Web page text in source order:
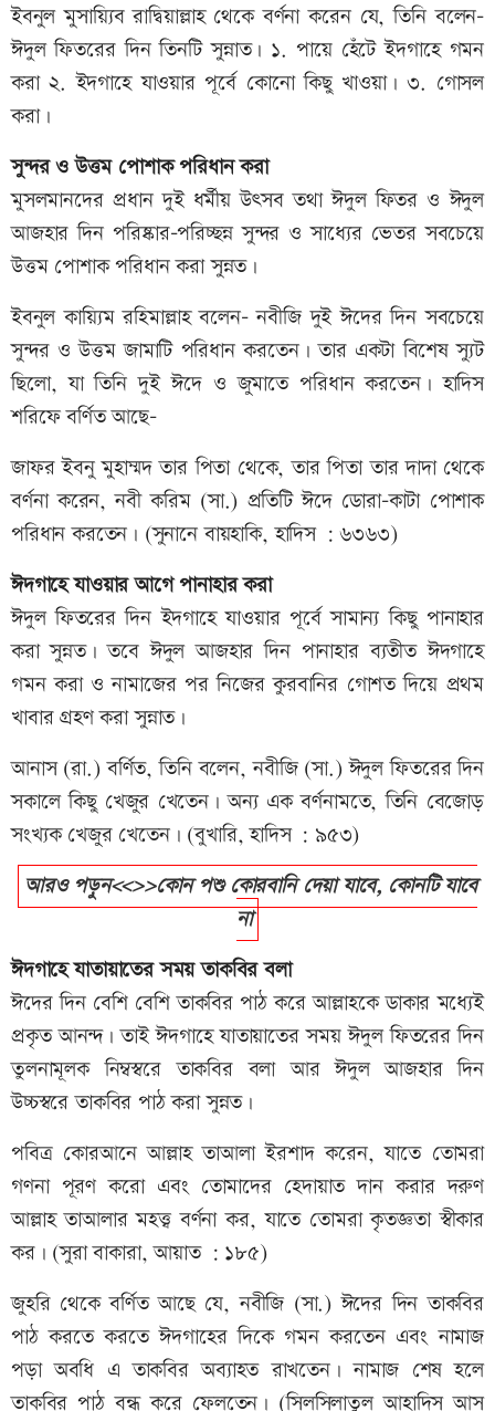
ইবনুল মুসায়‌্যিব রাদ্বিয়াল্লাহ থেকে বর্ণনা করেন যে, তিনি বলেন-
ঈদুল ফিতরের দিন তিনটি সুন্নাত। ১. পায়ে হেঁটে ইদগাহে গমন
করা ২. ইদগাহে যাওয়ার পূর্বে কোনো কিছু খাওয়া। ৩. গোসল
করা।
সুন্দর ও উত্তম পোশাক পরিধান করা
মুসলমানদের প্রধান দুই ধর্মীয় উৎসব তথা ঈদুল ফিতর ও ঈদুল
আজহার দিন পরিষ্কার-পরিচ্ছন্ন সুন্দর ও সাধ‌্যের ভেতর সবচেয়ে
উত্তম পোশাক পরিধান করা সুন্নত।
ইবনুল কায়্যিম রহিমাল্লাহ বলেন- নবীজি দুই ঈদের দিন সবচেয়ে
সুন্দর ও উত্তম জামাটি পরিধান করতেন। তার একটা বিশেষ স্যুট
ছিলো, যা তিনি দুই ঈদে ও জুমাতে পরিধান করতেন। হাদিস
শরিফে বর্ণিত আছে-
জাফর ইবনু মুহাম্মদ তার পিতা থেকে, তার পিতা তার দাদা থেকে
বর্ণনা করেন, নবী করিম (সা.) প্রতিটি ঈদে ডোরা-কাটা পোশাক
পরিধান করতেন। (সুনানে বায়হাকি, হাদিস : ৬৩৬৩)
ঈদগাহে যাওয়ার আগে পানাহার করা
ঈদুল ফিতরের দিন ইদগাহে যাওয়ার পূর্বে সামান্য কিছু পানাহার
করা সুন্নত। তবে ঈদুল আজহার দিন পানাহার ব্যতীত ঈদগাহে
গমন করা ও নামাজের পর নিজের কুরবানির গোশত দিয়ে প্রথম
খাবার গ্রহণ করা সুন্নাত।
আনাস (রা.) বর্ণিত, তিনি বলেন, নবীজি (সা.) ঈদুল ফিতরের দিন
সকালে কিছু খেজুর খেতেন। অন্য এক বর্ণনামতে, তিনি বেজোড়
সংখ্যক খেজুর খেতেন। (বুখারি, হাদিস : ৯৫৩)
আরও পড়ুন<<>>কোন পশু কোরবানি দেয়া যাবে, কোনটি যাবে
না
ঈদগাহে যাতায়াতের সময় তাকবির বলা
ঈদের দিন বেশি বেশি তাকবির পাঠ করে আল্লাহকে ডাকার মধ্যেই
প্রকৃত আনন্দ। তাই ঈদগাহে যাতায়াতের সময় ঈদুল ফিতরের দিন
তুলনামূলক নিম্বস্বরে তাকবির বলা আর ঈদুল আজহার দিন
উচ্চস্বরে তাকবির পাঠ করা সুন্নত।
পবিত্র কোরআনে আল্লাহ তাআলা ইরশাদ করেন, যাতে তোমরা
গণনা পূরণ করো এবং তোমাদের হেদায়াত দান করার দরুণ
আল্লাহ তাআলার মহত্ত্ব বর্ণনা কর, যাতে তোমরা কৃতজ্ঞতা স্বীকার
কর। (সুরা বাকারা, আয়াত : ১৮৫)
জুহরি থেকে বর্ণিত আছে যে, নবীজি (সা.) ঈদের দিন তাকবির
পাঠ করতে করতে ঈদগাহের দিকে গমন করতেন এবং নামাজ
পড়া অবধি এ তাকবির অব্যাহত রাখতেন। নামাজ শেষ হলে
তাকবির পাঠ বন্ধ করে ফেলতেন। (সিলসিলাতুল আহাদিস আস